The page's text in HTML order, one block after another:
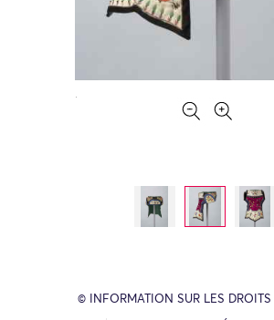
© INFORMATION SUR LES DROITS